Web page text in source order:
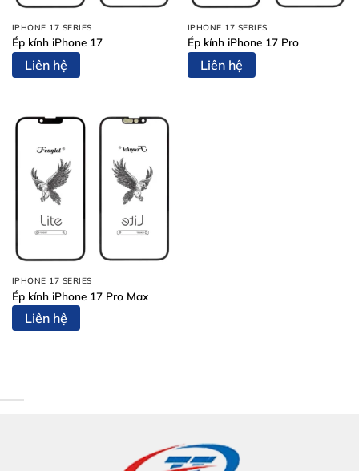
IPHONE 17 SERIES
Ép kính iPhone 17
Liên hệ
IPHONE 17 SERIES
Ép kính iPhone 17 Pro
Liên hệ
IPHONE 17 SERIES
Ép kính iPhone 17 Pro Max
Liên hệ